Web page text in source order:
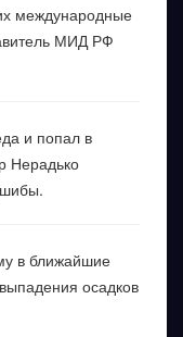
международные
МИД РФ
и попал в
Нерадько
в ближайшие
осадков